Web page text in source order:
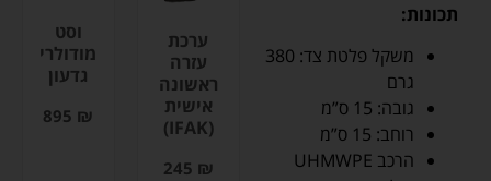
תכונות:
משקל פלטת צד: 380
גרם
גובה: 15 ס”מ
רוחב: 15 ס”מ
הרכב UHMWPE
ערכת
עזרה
ראשונה
אישית
(IFAK)
245 ₪
וסט
מודולרי
גדעון
895 ₪